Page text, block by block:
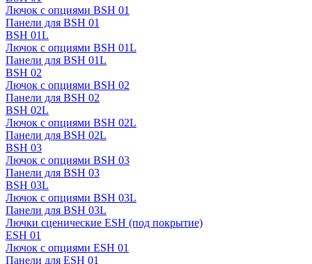
Лючок с опциями BSH 01
Панели для BSH 01
BSH 01L
Лючок с опциями BSH 01L
Панели для BSH 01L
BSH 02
Лючок с опциями BSH 02
Панели для BSH 02
BSH 02L
Лючок с опциями BSH 02L
Панели для BSH 02L
BSH 03
Лючок с опциями BSH 03
Панели для BSH 03
BSH 03L
Лючок с опциями BSH 03L
Панели для BSH 03L
Лючки сценические ESH (под покрытие)
ESH 01
Лючок с опциями ESH 01
Панели для ESH 01